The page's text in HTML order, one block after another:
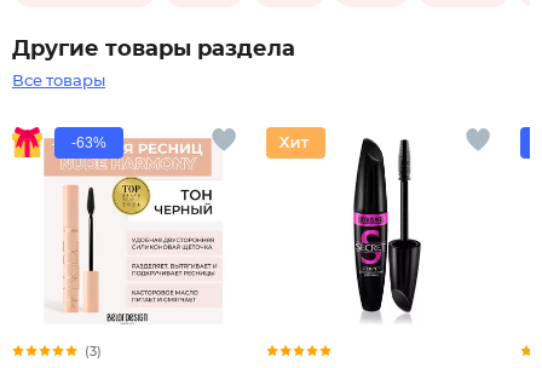
Другие товары раздела
Все товары
-63%
(3)